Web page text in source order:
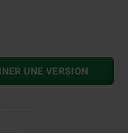
UNE VERSION